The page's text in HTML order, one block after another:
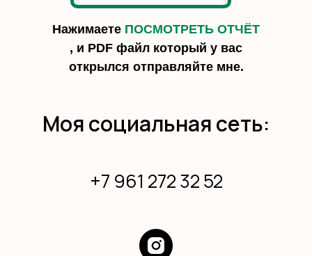
Нажимаете ПОСМОТРЕТЬ ОТЧЁТ
, и PDF файл который у вас
открылся отправляйте мне.
Моя социальная сеть:
+7 961 272 32 52